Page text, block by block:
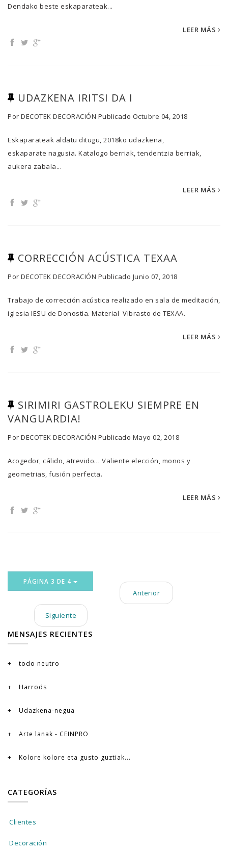
Dendako beste eskaparateak...
LEER MÁS
UDAZKENA IRITSI DA I
Por DECOTEK DECORACIÓN Publicado Octubre 04, 2018
Eskaparateak aldatu ditugu, 2018ko udazkena,
eskaparate nagusia. Katalogo berriak, tendentzia berriak,
aukera zabala...
LEER MÁS
CORRECCIÓN ACÚSTICA TEXAA
Por DECOTEK DECORACIÓN Publicado Junio 07, 2018
Trabajo de corrección acústica realizado en sala de meditación,
iglesia IESU de Donostia. Material Vibrasto de TEXAA.
LEER MÁS
SIRIMIRI GASTROLEKU SIEMPRE EN
VANGUARDIA!
Por DECOTEK DECORACIÓN Publicado Mayo 02, 2018
Acogedor, cálido, atrevido… Valiente elección, monos y
geometrias, fusión perfecta.
LEER MÁS
PÁGINA 3 DE 4
Anterior
Siguiente
MENSAJES RECIENTES
todo neutro
Harrods
Udazkena-negua
Arte lanak - CEINPRO
Kolore kolore eta gusto guztiak...
CATEGORÍAS
Clientes
Decoración